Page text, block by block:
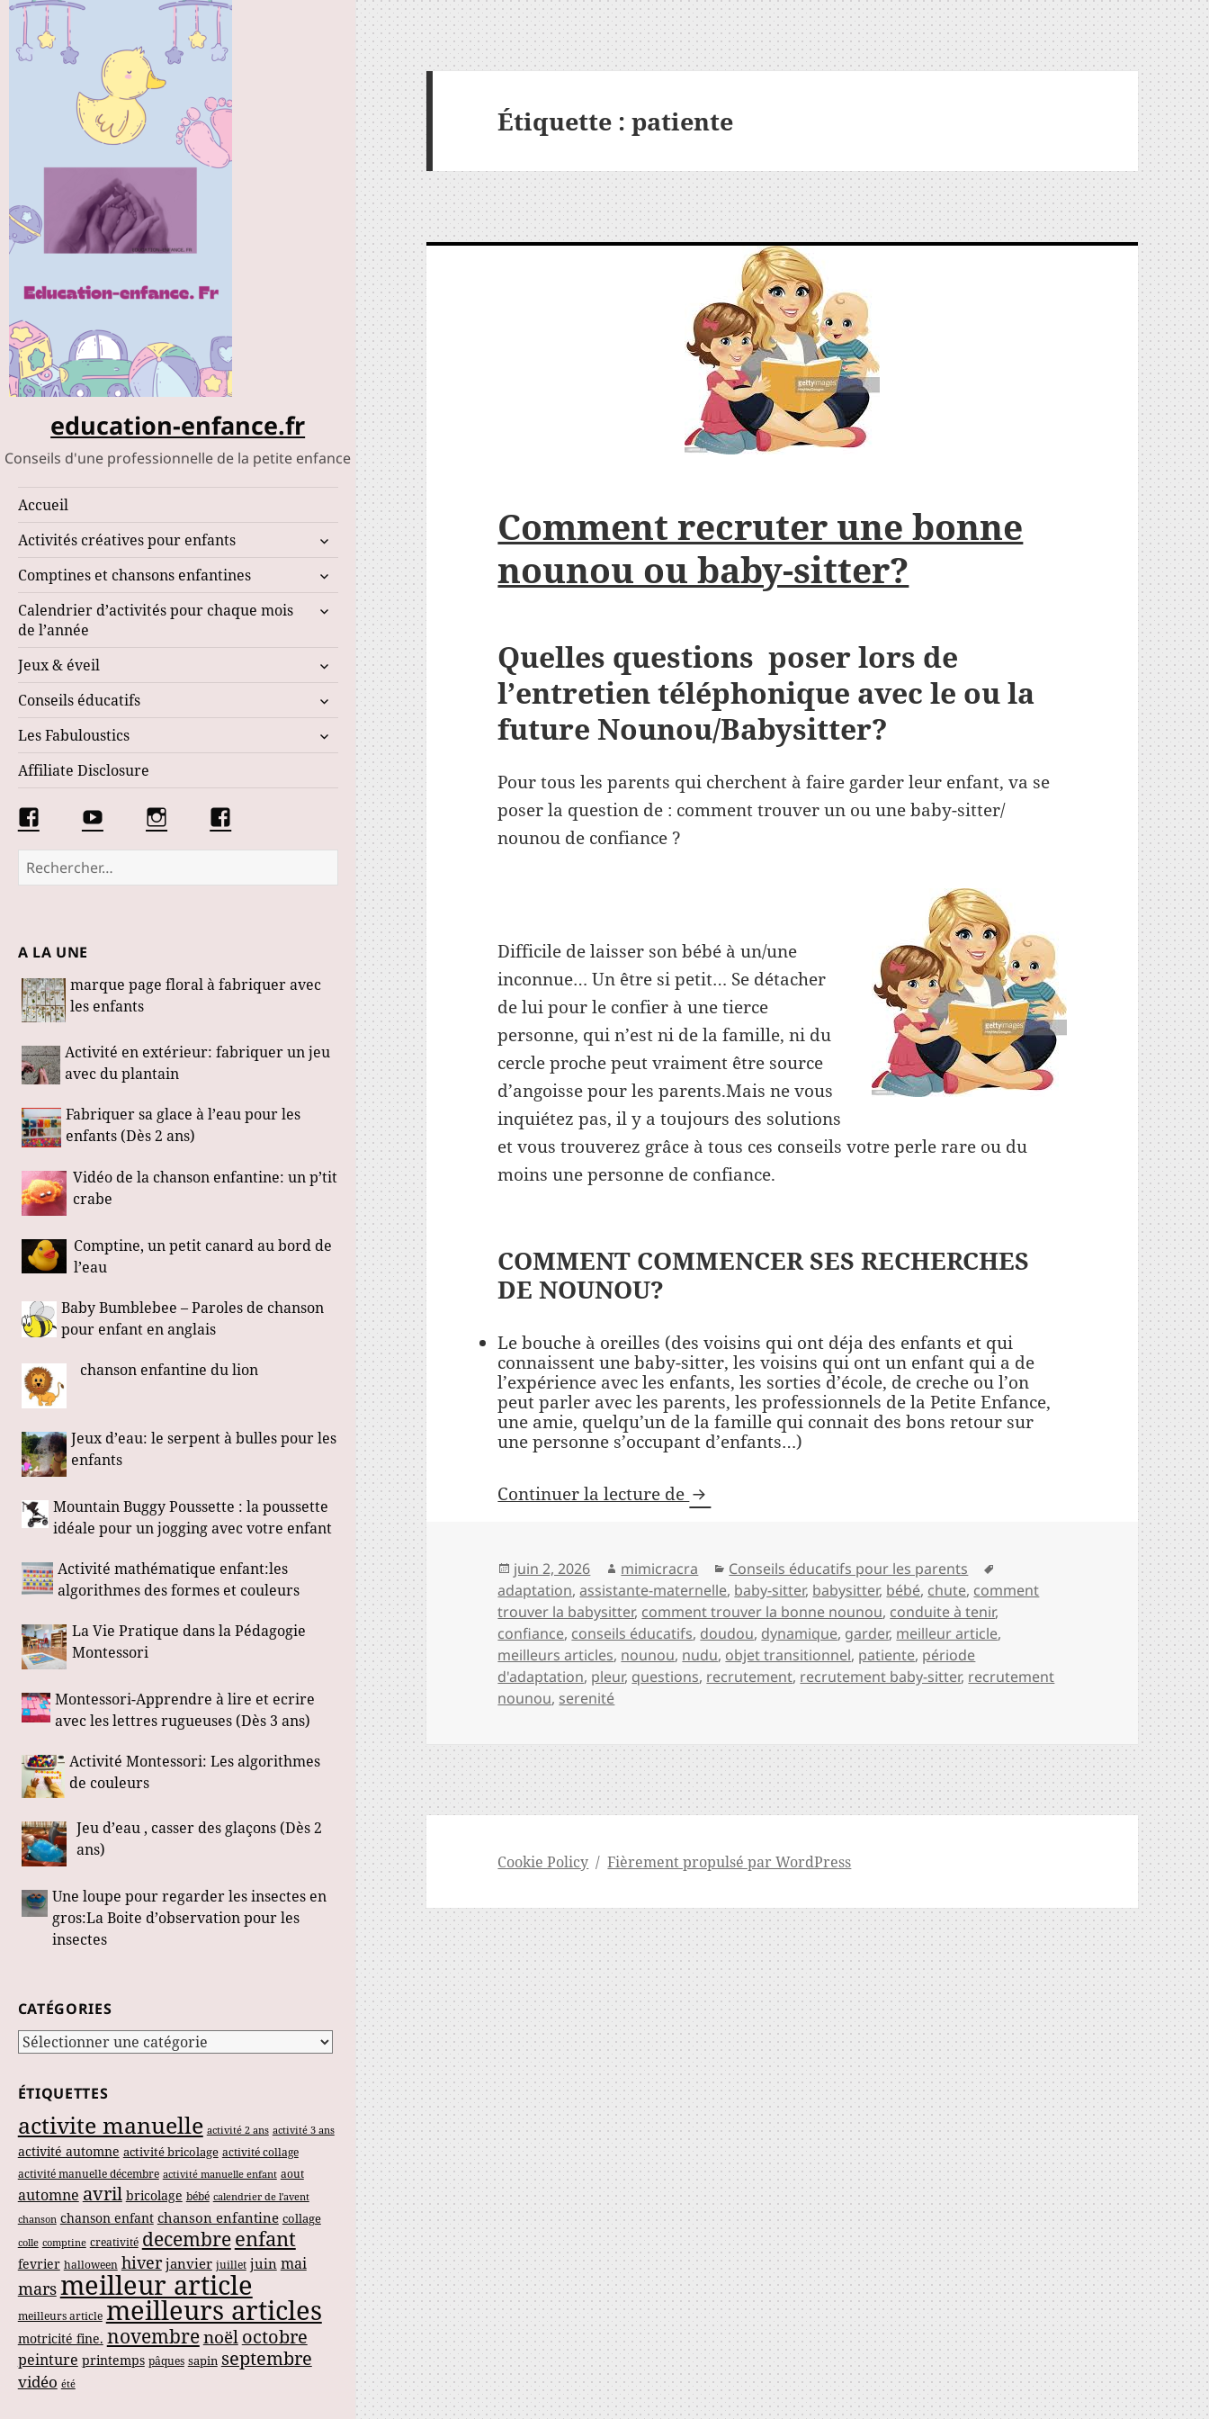
education-enfance.fr
Conseils d'une professionnelle de la petite enfance
Accueil
Activités créatives pour enfants
ouvrir
sous-
Comptines et chansons enfantines
ouvrir
sous-
Calendrier d’activités pour chaque mois
de l’année
ouvrir
menu
Jeux & éveil
ouvrir
sous-
Conseils éducatifs
ouvrir
sous-
Les Fabuloustics
ouvrir
Affiliate Disclosure
Facebook
Les
Fabuloustics
Conseils
d’une
éducatrice
de
Éduquer
les
petits
La
communauté
Marmotille
Rechercher :
A LA UNE
marque page floral à fabriquer avec
les enfants
Activité en extérieur: fabriquer un jeu
avec du plantain
Fabriquer sa glace à l’eau pour les
enfants (Dès 2 ans)
Vidéo de la chanson enfantine: un p’tit
crabe
Comptine, un petit canard au bord de
l’eau
Baby Bumblebee – Paroles de chanson
pour enfant en anglais
chanson enfantine du lion
Jeux d’eau: le serpent à bulles pour les
enfants
Mountain Buggy Poussette : la poussette
idéale pour un jogging avec votre enfant
Activité mathématique enfant:les
algorithmes des formes et couleurs
La Vie Pratique dans la Pédagogie
Montessori
Montessori-Apprendre à lire et ecrire
avec les lettres rugueuses (Dès 3 ans)
Activité Montessori: Les algorithmes
de couleurs
Jeu d’eau , casser des glaçons (Dès 2
ans)
Une loupe pour regarder les insectes en
gros:La Boite d’observation pour les
insectes
CATÉGORIES
Catégories
ÉTIQUETTES
activite manuelle activité 2 ans activité 3 ans
activité automne activité bricolage activité collage
activité manuelle décembre activité manuelle enfant aout
automne avril bricolage bébé calendrier de l'avent
chanson chanson enfant chanson enfantine collage
colle comptine creativité decembreenfant
fevrier halloween hiver janvier juillet juin mai
marsmeilleur article
meilleurs article meilleurs articles
motricité fine. novembrenoëloctobre
peinture printemps pâques sapin septembre
vidéo été
Étiquette :patiente
Comment recruter une bonne
nounou ou baby-sitter?
Quelles questions poser lors de
l’entretien téléphonique avec le ou la
future Nounou/Babysitter?
Pour tous les parents qui cherchent à faire garder leur enfant, va se
poser la question de : comment trouver un ou une baby-sitter/
nounou de confiance ?
Difficile de laisser son bébé à un/une
inconnue… Un être si petit… Se détacher
de lui pour le confier à une tierce
personne, qui n’est ni de la famille, ni du
cercle proche peut vraiment être source
d’angoisse pour les parents.Mais ne vous
inquiétez pas, il y a toujours des solutions
et vous trouverez grâce à tous ces conseils votre perle rare ou du
moins une personne de confiance.
COMMENT COMMENCER SES RECHERCHES
DE NOUNOU?
Le bouche à oreilles (des voisins qui ont déja des enfants et qui
connaissent une baby-sitter, les voisins qui ont un enfant qui a de
l’expérience avec les enfants, les sorties d’école, de creche ou l’on
peut parler avec les parents, les professionnels de la Petite Enfance,
une amie, quelqu’un de la famille qui connait des bons retour sur
une personne s’occupant d’enfants…)
Continuer la lecture de Comment recruter une bonne nounou ou baby-sitter?
Publié
le
juin 2, 2026 Auteur
mimicracra Catégories
Conseils éducatifs pour les parents
clés
adaptation,assistante-maternelle, baby-sitter, babysitter, bébé, chute, comment
trouver la babysitter, comment trouver la bonne nounou, conduite à tenir,
confiance, conseils éducatifs, doudou, dynamique, garder, meilleur article,
meilleurs articles, nounou, nudu, objet transitionnel, patiente, période
d'adaptation, pleur, questions, recrutement, recrutement baby-sitter, recrutement
nounou, serenité
Cookie Policy Fièrement propulsé par WordPress